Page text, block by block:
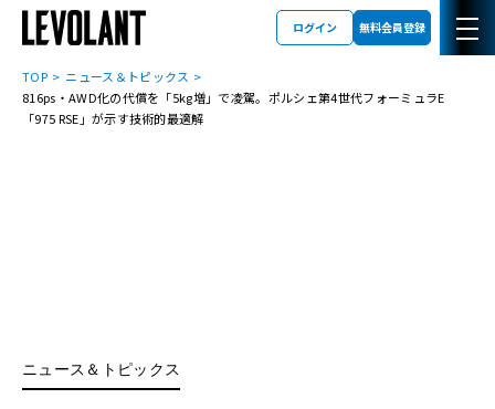
ログイン 無料会員登録
TOP
ニュース＆トピックス
816ps・AWD化の代償を「5kg増」で凌駕。ポルシェ第4世代フォーミュラE
「975 RSE」が示す技術的最適解
ニュース＆トピックス